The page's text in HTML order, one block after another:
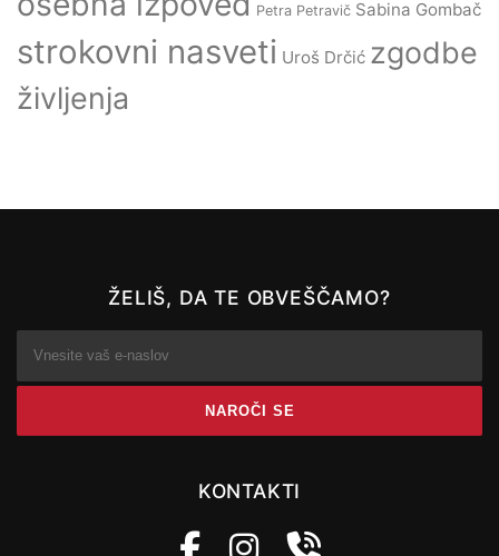
Petra Petravič Sabina Gombač
strokovni nasveti Uroš Drčić zgodbe
življenja
ŽELIŠ, DA TE OBVEŠČAMO?
KONTAKTI